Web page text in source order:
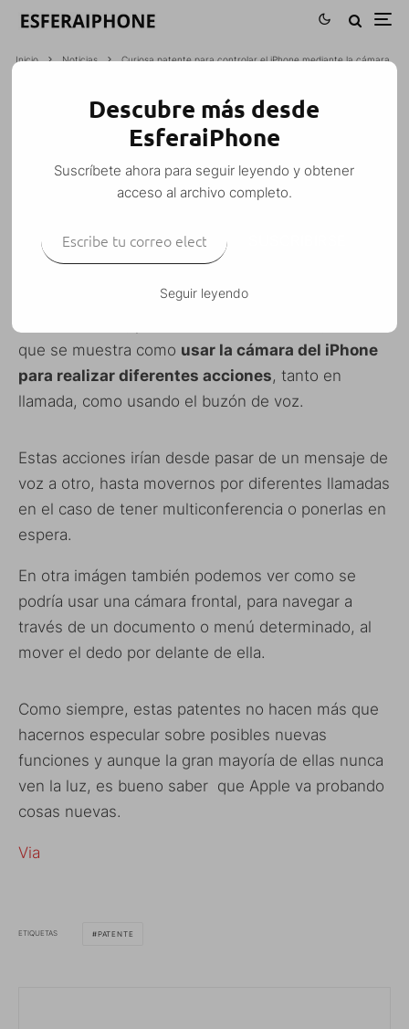
Inicio Noticias Curiosa patente para controlar el iPhone mediante la cámara
CURIOSA PATENTE PARA CONTROLAR
EL IPHONE MEDIANTE LA CÁMARA
M. Alejandro W. García Fuentes (Esfera) · Noticias · 26 febrero, 2010
1 Minuto de lectura
Ha aparecido una nueva patente de Apple
que se muestra como usar la cámara del iPhone
para realizar diferentes acciones, tanto en
llamada, como usando el buzón de voz.
Estas acciones irían desde pasar de un mensaje de
voz a otro, hasta movernos por diferentes llamadas
en el caso de tener multiconferencia o ponerlas en
espera.
En otra imágen también podemos ver como se
podría usar una cámara frontal, para navegar a
través de un documento o menú determinado, al
mover el dedo por delante de ella.
Como siempre, estas patentes no hacen más que
hacernos especular sobre posibles nuevas
funciones y aunque la gran mayoría de ellas nunca
ven la luz, es bueno saber que Apple va probando
cosas nuevas.
Via
ETIQUETAS PATENTE
Descubre más desde
EsferaiPhone
Suscríbete ahora para seguir leyendo y obtener
acceso al archivo completo.
Seguir leyendo